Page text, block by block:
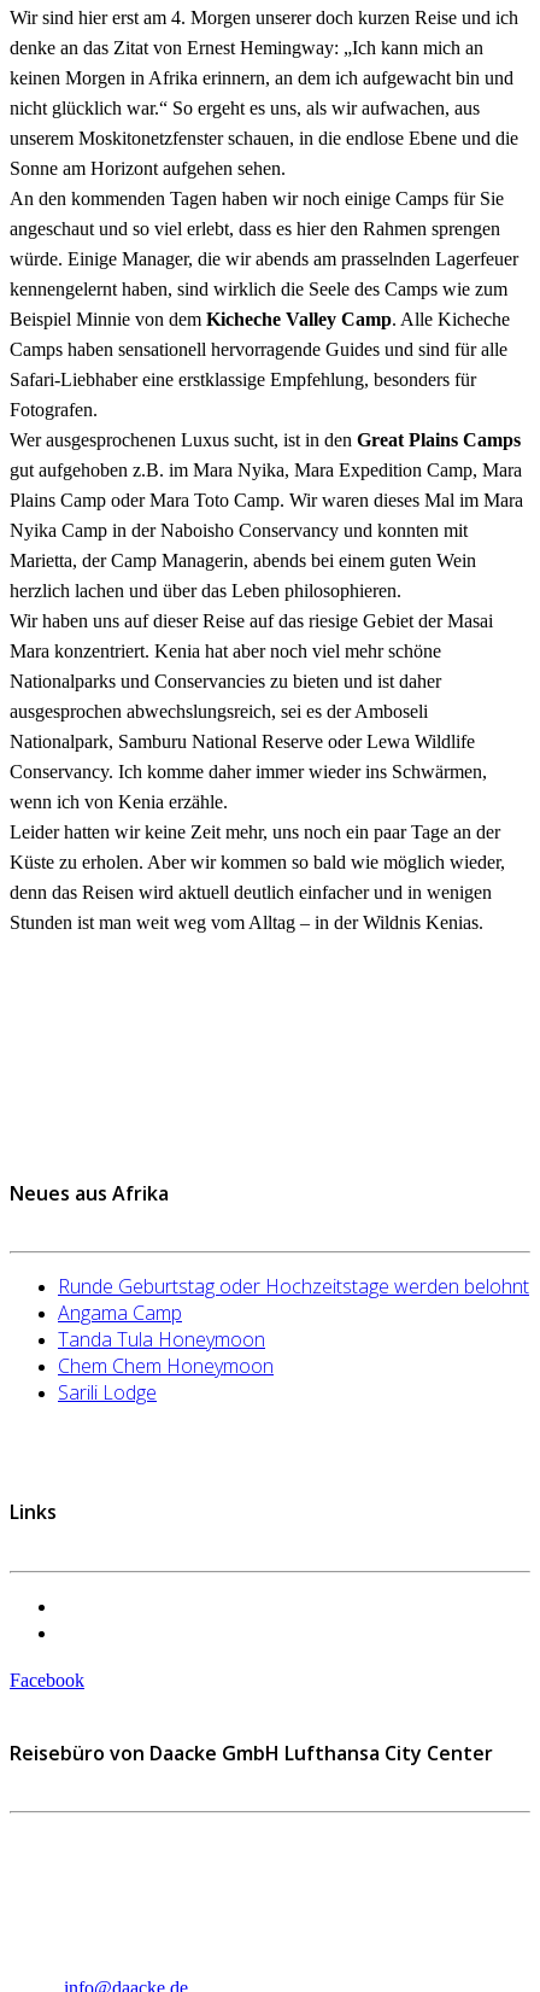
Wir sind hier erst am 4. Morgen unserer doch kurzen Reise und ich
denke an das Zitat von Ernest Hemingway: „Ich kann mich an
keinen Morgen in Afrika erinnern, an dem ich aufgewacht bin und
nicht glücklich war.“ So ergeht es uns, als wir aufwachen, aus
unserem Moskitonetzfenster schauen, in die endlose Ebene und die
Sonne am Horizont aufgehen sehen.
An den kommenden Tagen haben wir noch einige Camps für Sie
angeschaut und so viel erlebt, dass es hier den Rahmen sprengen
würde. Einige Manager, die wir abends am prasselnden Lagerfeuer
kennengelernt haben, sind wirklich die Seele des Camps wie zum
Beispiel Minnie von dem Kicheche Valley Camp. Alle Kicheche
Camps haben sensationell hervorragende Guides und sind für alle
Safari-Liebhaber eine erstklassige Empfehlung, besonders für
Fotografen.
Wer ausgesprochenen Luxus sucht, ist in den Great Plains Camps
gut aufgehoben z.B. im Mara Nyika, Mara Expedition Camp, Mara
Plains Camp oder Mara Toto Camp. Wir waren dieses Mal im Mara
Nyika Camp in der Naboisho Conservancy und konnten mit
Marietta, der Camp Managerin, abends bei einem guten Wein
herzlich lachen und über das Leben philosophieren.
Wir haben uns auf dieser Reise auf das riesige Gebiet der Masai
Mara konzentriert. Kenia hat aber noch viel mehr schöne
Nationalparks und Conservancies zu bieten und ist daher
ausgesprochen abwechslungsreich, sei es der Amboseli
Nationalpark, Samburu National Reserve oder Lewa Wildlife
Conservancy. Ich komme daher immer wieder ins Schwärmen,
wenn ich von Kenia erzähle.
Leider hatten wir keine Zeit mehr, uns noch ein paar Tage an der
Küste zu erholen. Aber wir kommen so bald wie möglich wieder,
denn das Reisen wird aktuell deutlich einfacher und in wenigen
Stunden ist man weit weg vom Alltag – in der Wildnis Kenias.
Neues aus Afrika
Runde Geburtstag oder Hochzeitstage werden belohnt
Angama Camp
Tanda Tula Honeymoon
Chem Chem Honeymoon
Sarili Lodge
Links
Facebook
Reisebüro von Daacke GmbH Lufthansa City Center
info@daacke.de